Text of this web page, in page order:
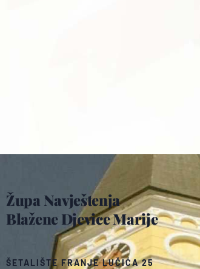
Župa Navještenja
Blažene Djevice Marije
ŠETALIŠTE FRANJE LUČIĆA 25